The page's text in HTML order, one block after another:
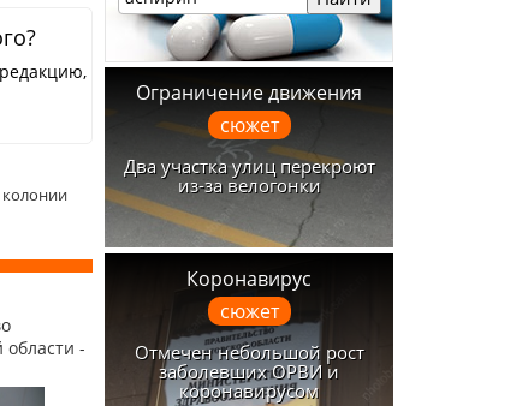
колонии
-
Ограничение движения
сюжет
Два участка улиц перекроют
из-за велогонки
Коронавирус
сюжет
Отмечен небольшой рост
заболевших ОРВИ и
коронавирусом